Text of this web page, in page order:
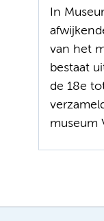
In
van het
bestaat
de 18e
museum